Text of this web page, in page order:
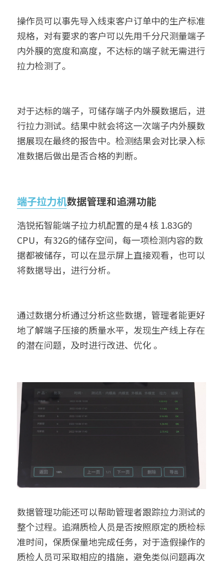
操作员可以事先导入线束客户订单中的生产标准
规格，对有要求的客户可以先用千分尺测量端子
内外膜的宽度和高度，不达标的端子就无需进行
拉力检测了。
对于达标的端子，可储存端子内外膜数据后，进
行拉力测试。结果中就会将这一次端子内外膜数
据展现在最终的报告中。检测结果会对比录入标
准数据后做出是否合格的判断。
端子拉力机数据管理和追溯功能
浩锐拓智能端子拉力机配置的是4 核 1.83G的
CPU，有32G的储存空间，每一项检测内容的数
据都被储存，可以在显示屏上直接观看，也可以
将数据导出，进行分析。
通过数据分析通过分析这些数据，管理者能更好
地了解端子压接的质量水平，发现生产线上存在
的潜在问题，及时进行改进、优化 。
数据管理功能还可以帮助管理者跟踪拉力测试的
整个过程。追溯质检人员是否按照原定的质检标
准时间，保质保量地完成任务，对于造假操作的
质检人员可采取相应的措施，避免类似问题再次